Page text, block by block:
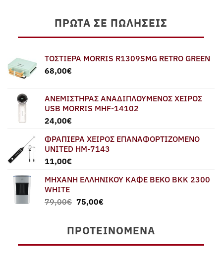
ΠΡΏΤΑ ΣΕ ΠΩΛΉΣΕΙΣ
ΤΟΣΤΙΕΡΑ MORRIS R1309SMG RETRO GREEN
68,00€
ΑΝΕΜΙΣΤΗΡΑΣ ΑΝΑΔΙΠΛΟΥΜΕΝΟΣ ΧΕΙΡΟΣ
USB MORRIS MHF-14102
24,00€
ΦΡΑΠΙΕΡΑ ΧΕΙΡΟΣ ΕΠΑΝΑΦΟΡΤΙΖΟΜΕΝΟ
UNITED HM-7143
11,00€
ΜΗΧΑΝΗ ΕΛΛΗΝΙΚΟΥ ΚΑΦΕ BEKO BKK 2300
WHITE
79,00€ Original
79,00€.
75,00€Η
είναι:
75,00€.
ΠΡΟΤΕΙΝΌΜΕΝΑ